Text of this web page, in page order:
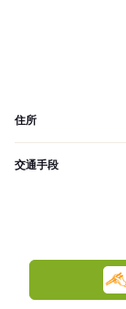
住所
交通手段